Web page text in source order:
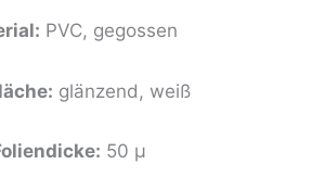
PVC, gegossen
glänzend, weiß
50 µ